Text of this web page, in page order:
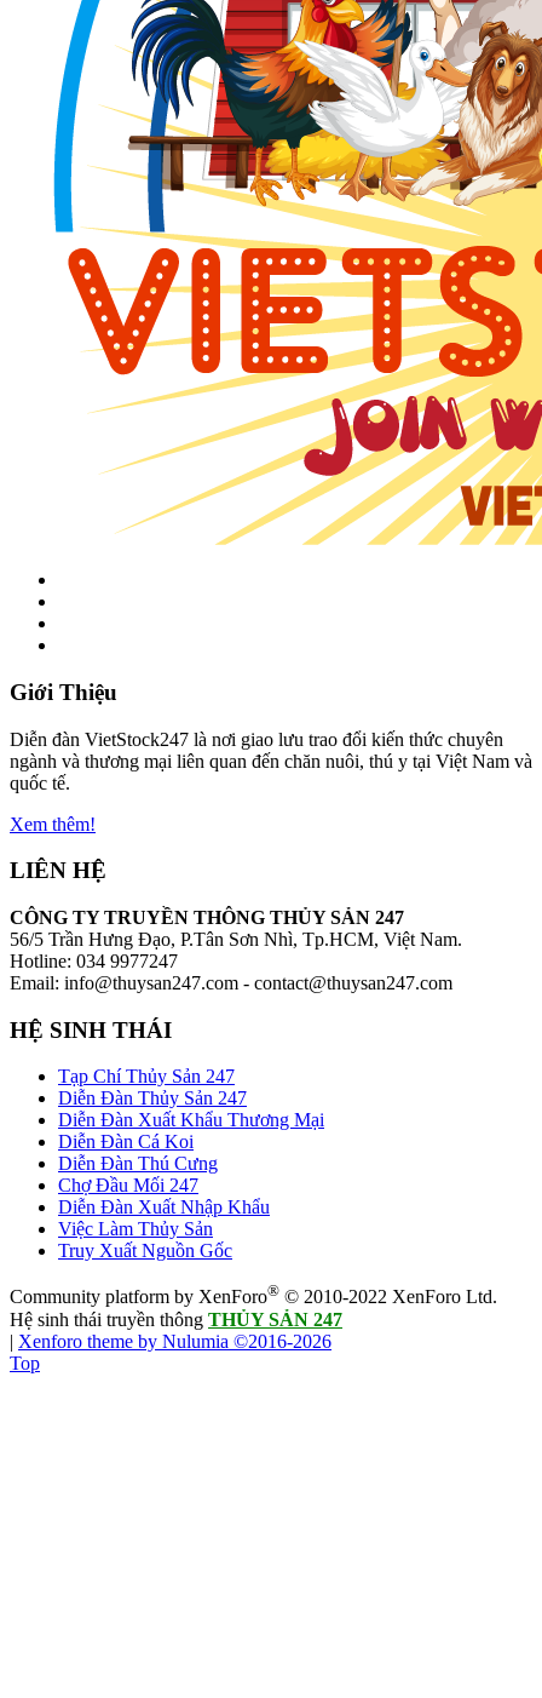
Giới Thiệu
Diễn đàn VietStock247 là nơi giao lưu trao đổi kiến thức chuyên
ngành và thương mại liên quan đến chăn nuôi, thú y tại Việt Nam và
quốc tế.
Xem thêm!
LIÊN HỆ
CÔNG TY TRUYỀN THÔNG THỦY SẢN 247
56/5 Trần Hưng Đạo, P.Tân Sơn Nhì, Tp.HCM, Việt Nam.
Hotline: 034 9977247
Email: info@thuysan247.com - contact@thuysan247.com
HỆ SINH THÁI
Tạp Chí Thủy Sản 247
Diễn Đàn Thủy Sản 247
Diễn Đàn Xuất Khẩu Thương Mại
Diễn Đàn Cá Koi
Diễn Đàn Thú Cưng
Chợ Đầu Mối 247
Diễn Đàn Xuất Nhập Khẩu
Việc Làm Thủy Sản
Truy Xuất Nguồn Gốc
Community platform by XenForo® © 2010-2022 XenForo Ltd.
Hệ sinh thái truyền thông THỦY SẢN 247
| Xenforo theme by Nulumia ©2016-2026
Top